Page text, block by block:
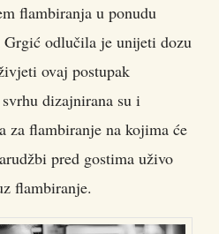
flambiranja u ponudu
Grgić odlučila je unijeti dozu
ovaj postupak
dizajnirana su i
za flambiranje na kojima će
pred gostima uživo
flambiranje.